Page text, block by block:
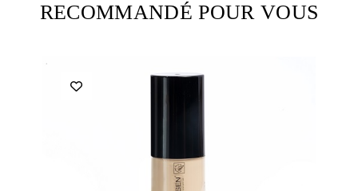
RECOMMANDÉ POUR VOUS